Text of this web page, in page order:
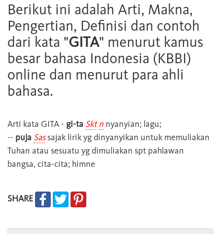
Berikut ini adalah Arti, Makna,
Pengertian, Definisi dan contoh
dari kata "GITA" menurut kamus
besar bahasa Indonesia (KBBI)
online dan menurut para ahli
bahasa.
Arti kata GITA - gi-ta Skt n nyanyian; lagu;
-- puja Sassajak lirik yg dinyanyikan untuk memuliakan
Tuhan atau sesuatu yg dimuliakan spt pahlawan
bangsa, cita-cita; himne
SHARE